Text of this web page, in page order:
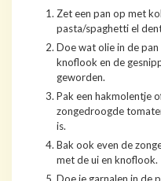
Zet een pan op met
pasta/spaghetti el
Doe wat olie in de
knoflook en de
geworden.
Pak een hakmolentje
zongedroogde
is.
Bak ook even de
met de ui en knoflook.